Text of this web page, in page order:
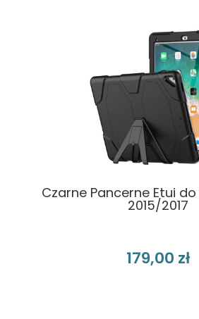
Czarne Pancerne Etui do
2015/2017
179,00 zł